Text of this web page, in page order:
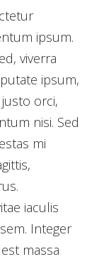
ipsum.
viverra
ipsum,
orci,
nisi. Sed
mi
iaculis
Integer
massa